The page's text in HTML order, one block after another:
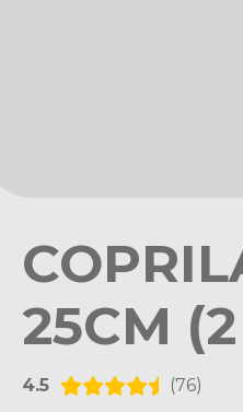
25CM
4.5
(76)